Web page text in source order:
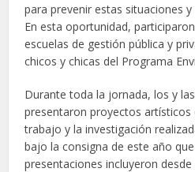
para prevenir estas situaciones
En esta oportunidad,
escuelas de gestión pública y
chicos y chicas del Programa
Durante toda la jornada, los y
presentaron proyectos
trabajo y la investigación
bajo la consigna de este año
presentaciones incluyeron